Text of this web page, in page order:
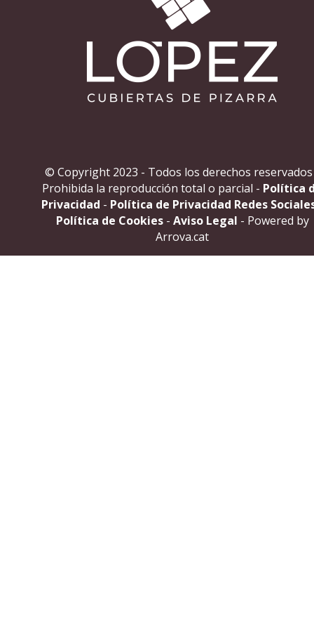
© Copyright 2023 - Todos los derechos
Prohibida la reproducción total o parcial - Política
Privacidad - Política de Privacidad Redes
Política de Cookies- Aviso Legal - Powered by
Arrova.cat